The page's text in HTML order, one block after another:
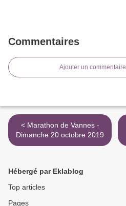
Commentaires
Ajouter un commentaire
< Marathon de Vannes -
Dimanche 20 octobre 2019
Hébergé par Eklablog
Top articles
Pages